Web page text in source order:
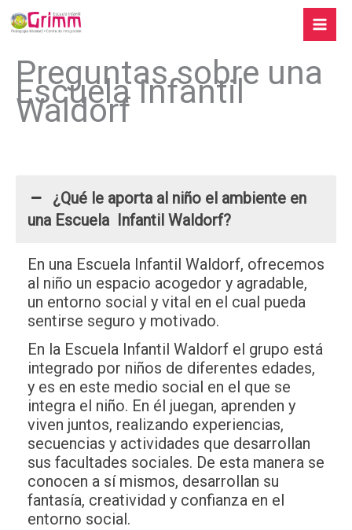
Preguntas sobre una
Escuela Infantil
Waldorf
¿Qué le aporta al niño el ambiente en
una Escuela Infantil Waldorf?
En una Escuela Infantil Waldorf, ofrecemos
al niño un espacio acogedor y agradable,
un entorno social y vital en el cual pueda
sentirse seguro y motivado.
En la Escuela Infantil Waldorf el grupo está
integrado por niños de diferentes edades,
y es en este medio social en el que se
integra el niño. En él juegan, aprenden y
viven juntos, realizando experiencias,
secuencias y actividades que desarrollan
sus facultades sociales. De esta manera se
conocen a sí mismos, desarrollan su
fantasía, creatividad y confianza en el
entorno social.